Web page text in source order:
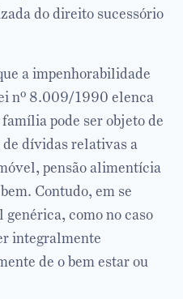
do direito sucessório
a impenhorabilidade
nº 8.009/1990 elenca
pode ser objeto de
de dívidas relativas a
pensão alimentícia
Contudo, em se
como no caso
integralmente
de o bem estar ou